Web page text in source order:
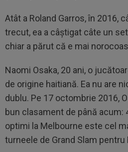
Atât a Roland Garros, în 2016,
trecut, ea a câştigat câte un
chiar a părut că e mai
Naomi Osaka, 20 ani, o
de origine haitiană. Ea nu are
dublu. Pe 17 octombrie 2016,
bun clasament de până acum:
optimi la Melbourne este cel
turneele de Grand Slam pentru